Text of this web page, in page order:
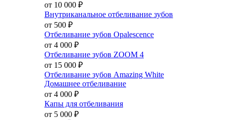
от 10 000 ₽
Внутриканальное отбеливание зубов
от 500 ₽
Отбеливание зубов Opalescence
от 4 000 ₽
Отбеливание зубов ZOOM 4
от 15 000 ₽
Отбеливание зубов Amazing White
Домашнее отбеливание
от 4 000 ₽
Капы для отбеливания
от 5 000 ₽